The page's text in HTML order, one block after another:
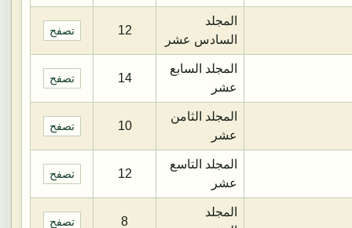
المجلد
السادس عشر
12 تصفح
المجلد السابع
عشر
14 تصفح
المجلد الثامن
عشر
10 تصفح
المجلد التاسع
عشر
12 تصفح
المجلد
8 تصفح